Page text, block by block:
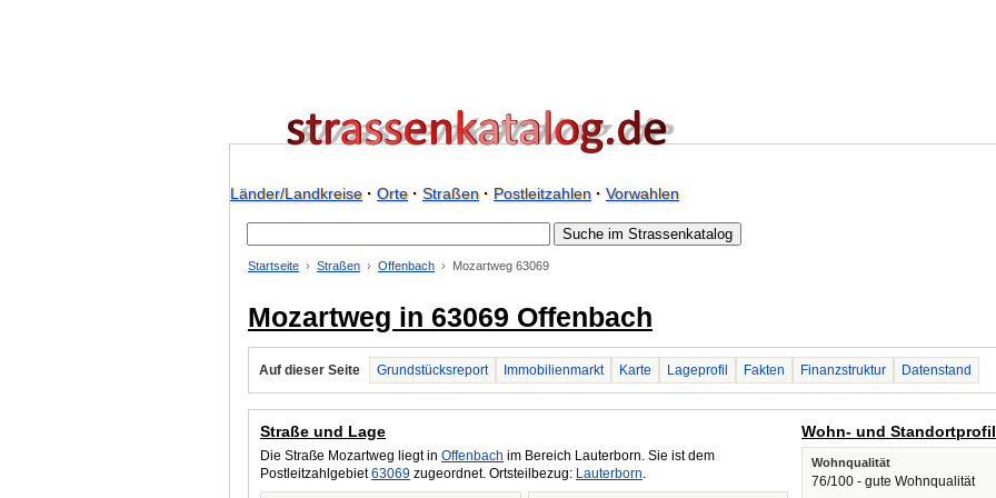
Länder/Landkreise· Orte· Straßen· Postleitzahlen· Vorwahlen
Startseite Straßen Offenbach Mozartweg 63069
Mozartweg in 63069 Offenbach
Auf dieser Seite Grundstücksreport Immobilienmarkt Karte Lageprofil Fakten Finanzstruktur Datenstand
Straße und Lage
Die Straße Mozartweg liegt in Offenbach im Bereich Lauterborn. Sie ist dem
Postleitzahlgebiet63069 zugeordnet. Ortsteilbezug: Lauterborn.
Wohn- und Standortprofil
Wohnqualität
76/100 - gute Wohnqualität